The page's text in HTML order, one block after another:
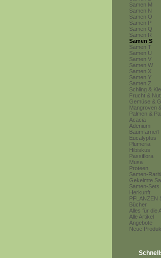
Samen M
Samen N
Samen O
Samen P
Samen Q
Samen R
Samen S
Samen T
Samen U
Samen V
Samen W
Samen X
Samen Y
Samen Z
Schling &
Frucht &
Gemüse &
Mangroven
Palmen &
Acacia
Adenium
Baumfarne/
Eucalyptus
Plumeria
Hibiskus
Passiflora
Musa
Proteen
Samen-
Gekeimte
Samen-Sets
Herkunft
PFLANZEN
Bücher
Alles für die
Alle Artikel
Angebote
Neue